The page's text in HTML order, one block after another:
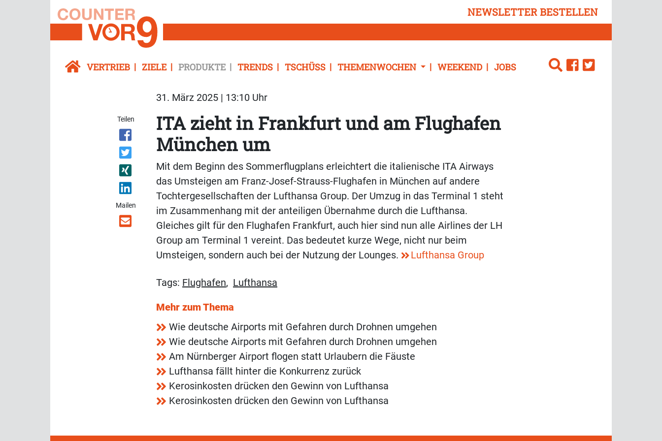
NEWSLETTER BESTELLEN
VERTRIEB ZIELE PRODUKTE TRENDS TSCHÜSS THEMENWOCHEN WEEKEND JOBS
31. März 2025 | 13:10 Uhr
Teilen
Mailen
ITA zieht in Frankfurt und am Flughafen
München um
Mit dem Beginn des Sommerflugplans erleichtert die italienische ITA Airways
das Umsteigen am Franz-Josef-Strauss-Flughafen in München auf andere
Tochtergesellschaften der Lufthansa Group. Der Umzug in das Terminal 1 steht
im Zusammenhang mit der anteiligen Übernahme durch die Lufthansa.
Gleiches gilt für den Flughafen Frankfurt, auch hier sind nun alle Airlines der LH
Group am Terminal 1 vereint. Das bedeutet kurze Wege, nicht nur beim
Umsteigen, sondern auch bei der Nutzung der Lounges.
Lufthansa Group
Tags: Flughafen, Lufthansa
Mehr zum Thema
Wie deutsche Airports mit Gefahren durch Drohnen umgehen
Wie deutsche Airports mit Gefahren durch Drohnen umgehen
Am Nürnberger Airport flogen statt Urlaubern die Fäuste
Lufthansa fällt hinter die Konkurrenz zurück
Kerosinkosten drücken den Gewinn von Lufthansa
Kerosinkosten drücken den Gewinn von Lufthansa